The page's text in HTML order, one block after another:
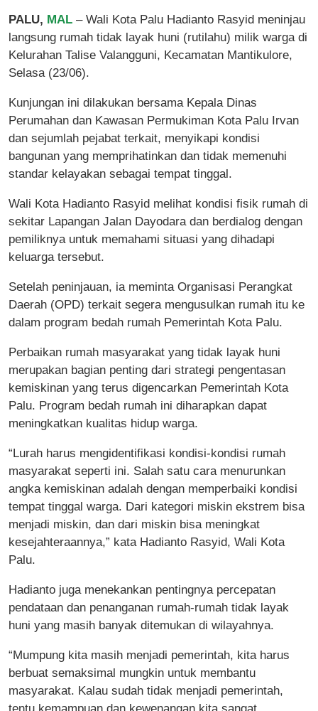
PALU, MAL – Wali Kota Palu Hadianto Rasyid meninjau
langsung rumah tidak layak huni (rutilahu) milik warga di
Kelurahan Talise Valangguni, Kecamatan Mantikulore,
Selasa (23/06).
Kunjungan ini dilakukan bersama Kepala Dinas
Perumahan dan Kawasan Permukiman Kota Palu Irvan
dan sejumlah pejabat terkait, menyikapi kondisi
bangunan yang memprihatinkan dan tidak memenuhi
standar kelayakan sebagai tempat tinggal.
Wali Kota Hadianto Rasyid melihat kondisi fisik rumah di
sekitar Lapangan Jalan Dayodara dan berdialog dengan
pemiliknya untuk memahami situasi yang dihadapi
keluarga tersebut.
Setelah peninjauan, ia meminta Organisasi Perangkat
Daerah (OPD) terkait segera mengusulkan rumah itu ke
dalam program bedah rumah Pemerintah Kota Palu.
Perbaikan rumah masyarakat yang tidak layak huni
merupakan bagian penting dari strategi pengentasan
kemiskinan yang terus digencarkan Pemerintah Kota
Palu. Program bedah rumah ini diharapkan dapat
meningkatkan kualitas hidup warga.
“Lurah harus mengidentifikasi kondisi-kondisi rumah
masyarakat seperti ini. Salah satu cara menurunkan
angka kemiskinan adalah dengan memperbaiki kondisi
tempat tinggal warga. Dari kategori miskin ekstrem bisa
menjadi miskin, dan dari miskin bisa meningkat
kesejahteraannya,” kata Hadianto Rasyid, Wali Kota
Palu.
Hadianto juga menekankan pentingnya percepatan
pendataan dan penanganan rumah-rumah tidak layak
huni yang masih banyak ditemukan di wilayahnya.
“Mumpung kita masih menjadi pemerintah, kita harus
berbuat semaksimal mungkin untuk membantu
masyarakat. Kalau sudah tidak menjadi pemerintah,